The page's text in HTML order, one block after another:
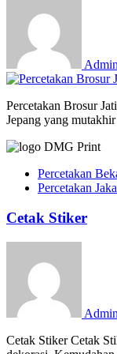
Percetakan Brosur
Jepang yang
Percetakan
Percetakan
Cetak Stiker
Cetak Stiker Cetak